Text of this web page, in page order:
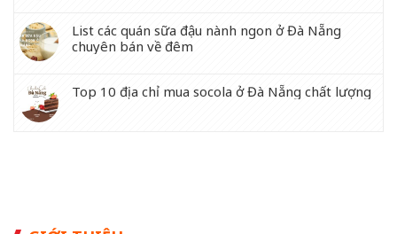
List các quán sữa đậu nành ngon ở Đà Nẵng
chuyên bán về đêm
Top 10 địa chỉ mua socola ở Đà Nẵng chất lượng